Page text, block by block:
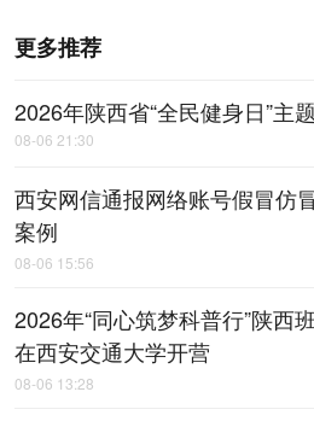
更多推荐
2026年陕西省“全民健身日”主
08-06 21:30
西安网信通报网络账号假冒仿
案例
08-06 15:56
2026年“同心筑梦科普行”陕西
在西安交通大学开营
08-06 13:28